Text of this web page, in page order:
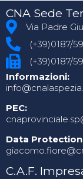
CNA Sede
Via Padre
(+39)0187/
(+39)0187/
Informazioni:
PEC:
Data
C.A.F.